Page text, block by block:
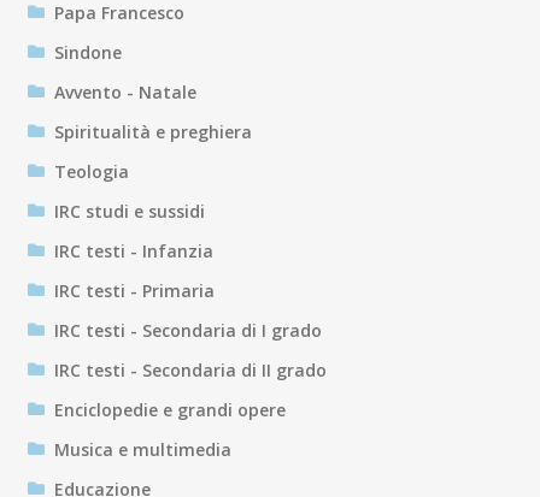
Papa Francesco
Sindone
Avvento - Natale
Spiritualità e preghiera
Teologia
IRC studi e sussidi
IRC testi - Infanzia
IRC testi - Primaria
IRC testi - Secondaria di I grado
IRC testi - Secondaria di II grado
Enciclopedie e grandi opere
Musica e multimedia
Educazione